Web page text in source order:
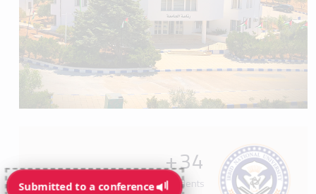
Submitted to a conference
34
+
Programs available for students
Submitted to a conference